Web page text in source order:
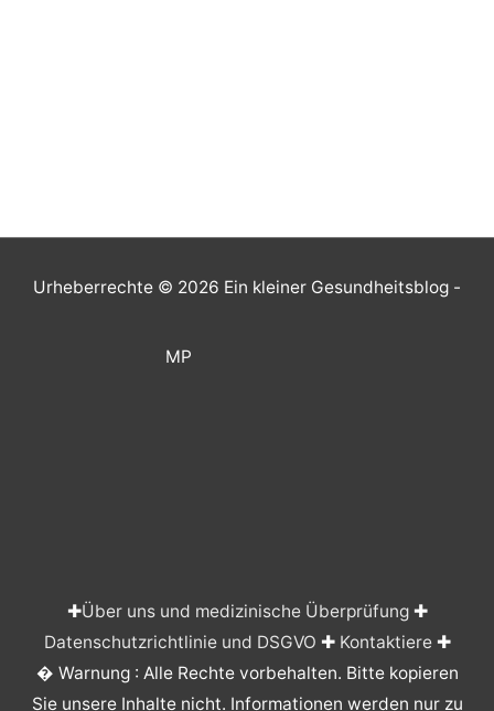
Urheberrechte © 2026 Ein kleiner Gesundheitsblog -
MP
✚Über uns und medizinische Überprüfung✚
Datenschutzrichtlinie und DSGVO ✚ Kontaktiere✚
� Warnung : Alle Rechte vorbehalten. Bitte kopieren
Sie unsere Inhalte nicht. Informationen werden nur zu